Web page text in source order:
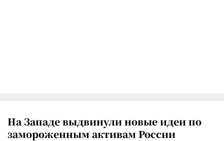
На Западе выдвинули новые идеи по
замороженным активам России